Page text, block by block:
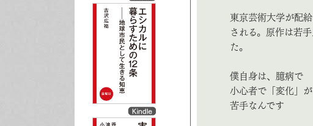
東京芸術大学が配
される。原作は若
た。
僕自身は、臆病で
小心者で「変化」が
苦手なんです